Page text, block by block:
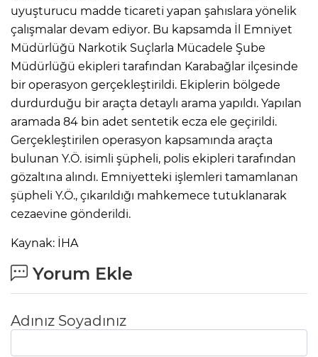
uyuşturucu madde ticareti yapan şahıslara yönelik
çalışmalar devam ediyor. Bu kapsamda İl Emniyet
Müdürlüğü Narkotik Suçlarla Mücadele Şube
Müdürlüğü ekipleri tarafından Karabağlar ilçesinde
bir operasyon gerçekleştirildi. Ekiplerin bölgede
durdurduğu bir araçta detaylı arama yapıldı. Yapılan
aramada 84 bin adet sentetik ecza ele geçirildi.
Gerçekleştirilen operasyon kapsamında araçta
bulunan Y.Ö. isimli şüpheli, polis ekipleri tarafından
gözaltına alındı. Emniyetteki işlemleri tamamlanan
şüpheli Y.Ö., çıkarıldığı mahkemece tutuklanarak
cezaevine gönderildi.
Kaynak: İHA
Yorum Ekle
Adınız Soyadınız